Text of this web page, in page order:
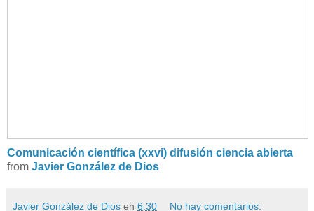
Comunicación científica (xxvi) difusión ciencia abierta
from Javier González de Dios
Javier González de Dios en 6:30 No hay comentarios: